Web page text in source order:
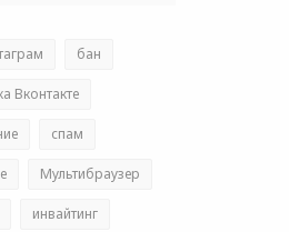
бан
Вконтакте
спам
Мультибраузер
инвайтинг